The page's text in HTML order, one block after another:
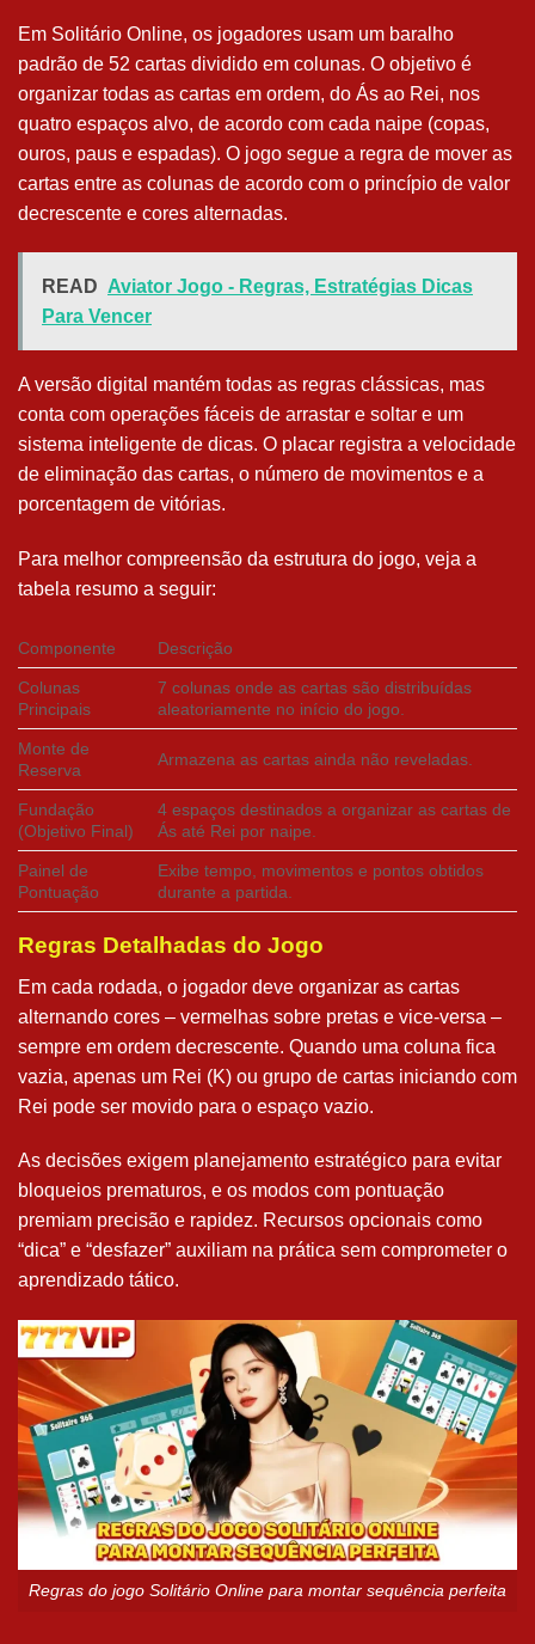
Em Solitário Online, os jogadores usam um baralho
padrão de 52 cartas dividido em colunas. O objetivo é
organizar todas as cartas em ordem, do Ás ao Rei, nos
quatro espaços alvo, de acordo com cada naipe (copas,
ouros, paus e espadas). O jogo segue a regra de mover as
cartas entre as colunas de acordo com o princípio de valor
decrescente e cores alternadas.
READ Aviator Jogo - Regras, Estratégias Dicas
Para Vencer
A versão digital mantém todas as regras clássicas, mas
conta com operações fáceis de arrastar e soltar e um
sistema inteligente de dicas. O placar registra a velocidade
de eliminação das cartas, o número de movimentos e a
porcentagem de vitórias.
Para melhor compreensão da estrutura do jogo, veja a
tabela resumo a seguir:
Componente Descrição
Colunas
Principais
7 colunas onde as cartas são distribuídas
aleatoriamente no início do jogo.
Monte de
Reserva
Armazena as cartas ainda não reveladas.
Fundação
(Objetivo Final)
4 espaços destinados a organizar as cartas de
Ás até Rei por naipe.
Painel de
Pontuação
Exibe tempo, movimentos e pontos obtidos
durante a partida.
Regras Detalhadas do Jogo
Em cada rodada, o jogador deve organizar as cartas
alternando cores – vermelhas sobre pretas e vice-versa –
sempre em ordem decrescente. Quando uma coluna fica
vazia, apenas um Rei (K) ou grupo de cartas iniciando com
Rei pode ser movido para o espaço vazio.
As decisões exigem planejamento estratégico para evitar
bloqueios prematuros, e os modos com pontuação
premiam precisão e rapidez. Recursos opcionais como
“dica” e “desfazer” auxiliam na prática sem comprometer o
aprendizado tático.
Regras do jogo Solitário Online para montar sequência perfeita